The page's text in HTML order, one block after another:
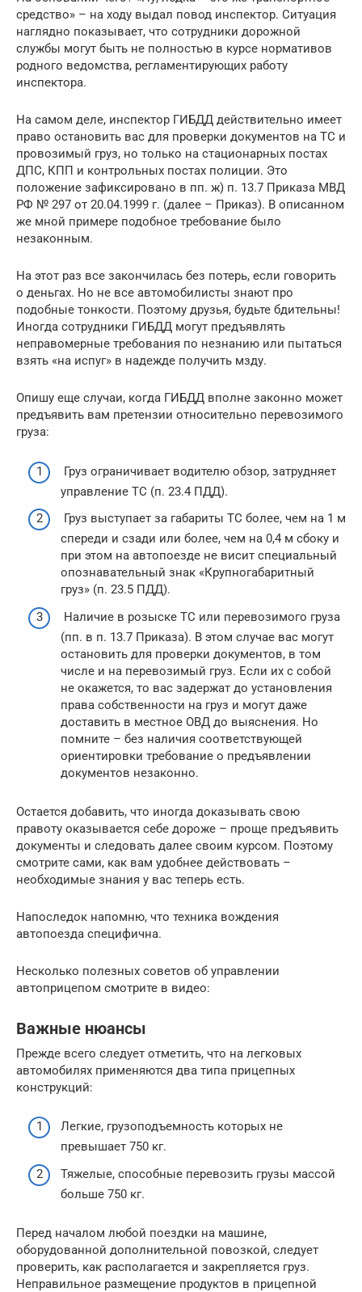
средство» – на ходу выдал повод инспектор. Ситуация
наглядно показывает, что сотрудники дорожной
службы могут быть не полностью в курсе нормативов
родного ведомства, регламентирующих работу
инспектора.
На самом деле, инспектор ГИБДД действительно имеет
право остановить вас для проверки документов на ТС и
провозимый груз, но только на стационарных постах
ДПС, КПП и контрольных постах полиции. Это
положение зафиксировано в пп. ж) п. 13.7 Приказа МВД
РФ № 297 от 20.04.1999 г. (далее – Приказ). В описанном
же мной примере подобное требование было
незаконным.
На этот раз все закончилась без потерь, если говорить
о деньгах. Но не все автомобилисты знают про
подобные тонкости. Поэтому друзья, будьте бдительны!
Иногда сотрудники ГИБДД могут предъявлять
неправомерные требования по незнанию или пытаться
взять «на испуг» в надежде получить мзду.
Опишу еще случаи, когда ГИБДД вполне законно может
предъявить вам претензии относительно перевозимого
груза:
Груз ограничивает водителю обзор, затрудняет
управление ТС (п. 23.4 ПДД).
Груз выступает за габариты ТС более, чем на 1 м
спереди и сзади или более, чем на 0,4 м сбоку и
при этом на автопоезде не висит специальный
опознавательный знак «Крупногабаритный
груз» (п. 23.5 ПДД).
Наличие в розыске ТС или перевозимого груза
(пп. в п. 13.7 Приказа). В этом случае вас могут
остановить для проверки документов, в том
числе и на перевозимый груз. Если их с собой
не окажется, то вас задержат до установления
права собственности на груз и могут даже
доставить в местное ОВД до выяснения. Но
помните – без наличия соответствующей
ориентировки требование о предъявлении
документов незаконно.
Остается добавить, что иногда доказывать свою
правоту оказывается себе дороже – проще предъявить
документы и следовать далее своим курсом. Поэтому
смотрите сами, как вам удобнее действовать –
необходимые знания у вас теперь есть.
Напоследок напомню, что техника вождения
автопоезда специфична.
Несколько полезных советов об управлении
автоприцепом смотрите в видео:
Важные нюансы
Прежде всего следует отметить, что на легковых
автомобилях применяются два типа прицепных
конструкций:
Легкие, грузоподъемность которых не
превышает 750 кг.
Тяжелые, способные перевозить грузы массой
больше 750 кг.
Перед началом любой поездки на машине,
оборудованной дополнительной повозкой, следует
проверить, как располагается и закрепляется груз.
Неправильное размещение продуктов в прицепной